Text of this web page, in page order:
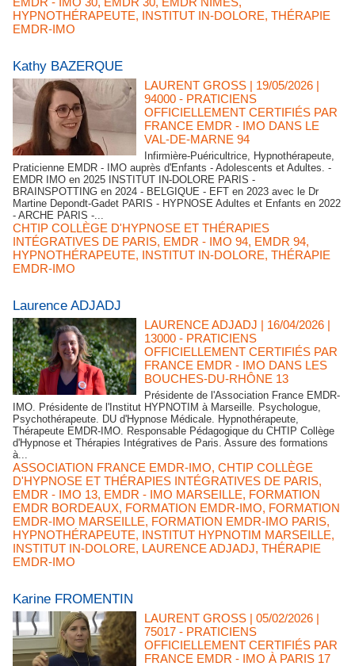
HYPNOTHÉRAPEUTE, INSTITUT IN-DOLORE, THÉRAPIE
EMDR-IMO
Kathy BAZERQUE
LAURENT GROSS | 19/05/2026 |
94000 - PRATICIENS
OFFICIELLEMENT CERTIFIÉS PAR
FRANCE EMDR - IMO DANS LE
VAL-DE-MARNE 94
Infirmière-Puéricultrice, Hypnothérapeute,
Praticienne EMDR - IMO auprès d'Enfants - Adolescents et Adultes. -
EMDR IMO en 2025 INSTITUT IN-DOLORE PARIS -
BRAINSPOTTING en 2024 - BELGIQUE - EFT en 2023 avec le Dr
Martine Depondt-Gadet PARIS - HYPNOSE Adultes et Enfants en 2022
- ARCHE PARIS -...
CHTIP COLLÈGE D'HYPNOSE ET THÉRAPIES
INTÉGRATIVES DE PARIS, EMDR - IMO 94, EMDR 94,
HYPNOTHÉRAPEUTE, INSTITUT IN-DOLORE, THÉRAPIE
EMDR-IMO
Laurence ADJADJ
LAURENCE ADJADJ | 16/04/2026 |
13000 - PRATICIENS
OFFICIELLEMENT CERTIFIÉS PAR
FRANCE EMDR - IMO DANS LES
BOUCHES-DU-RHÔNE 13
Présidente de l'Association France EMDR-
IMO. Présidente de l'Institut HYPNOTIM à Marseille. Psychologue,
Psychothérapeute. DU d'Hypnose Médicale. Hypnothérapeute,
Thérapeute EMDR-IMO. Responsable Pédagogique du CHTIP Collège
d'Hypnose et Thérapies Intégratives de Paris. Assure des formations
à...
ASSOCIATION FRANCE EMDR-IMO, CHTIP COLLÈGE
D'HYPNOSE ET THÉRAPIES INTÉGRATIVES DE PARIS,
EMDR - IMO 13, EMDR - IMO MARSEILLE, FORMATION
EMDR BORDEAUX, FORMATION EMDR-IMO, FORMATION
EMDR-IMO MARSEILLE, FORMATION EMDR-IMO PARIS,
HYPNOTHÉRAPEUTE, INSTITUT HYPNOTIM MARSEILLE,
INSTITUT IN-DOLORE, LAURENCE ADJADJ, THÉRAPIE
EMDR-IMO
Karine FROMENTIN
LAURENT GROSS | 05/02/2026 |
75017 - PRATICIENS
OFFICIELLEMENT CERTIFIÉS PAR
FRANCE EMDR - IMO À PARIS 17